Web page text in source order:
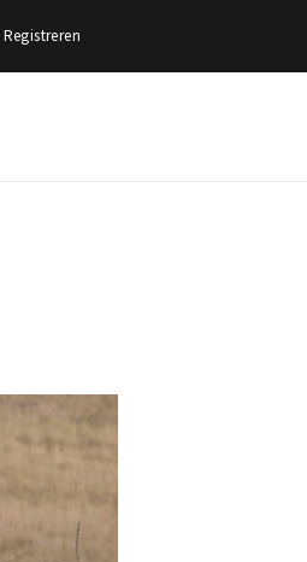
Registreren